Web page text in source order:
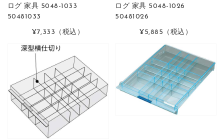
ログ 家具 5048-1033
50481033
¥7,333 （税込）
ログ 家具 5048-1026
50481026
¥5,885 （税込）